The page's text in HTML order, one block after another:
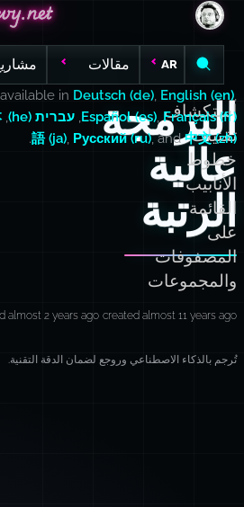
DanLevy.net
AR مقالات
البرمجة
عالية
الرتبة
استكشاف
تقنيات
خطوط
الأنابيب
القائمة
على
المصفوفات
والمجموعات
in Deutsch (de), English (en),
Español (es),Français (fr)
, עברית (he) ,
語 (ja), Русский (ru), and中文 (zh)
.
created almost 11 years ago
almost 2 years ago
تُرجم بالذكاء الاصطناعي وروجع لضمان الدقة التقنية.